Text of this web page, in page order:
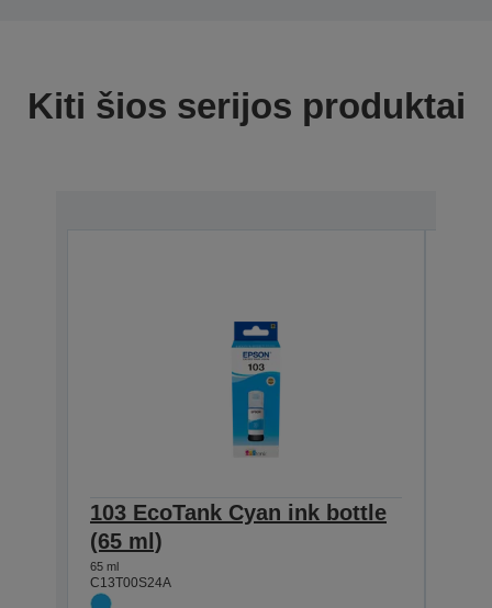
Kiti šios serijos produktai
103 EcoTank Cyan ink bottle
(65 ml)
65 ml
C13T00S24A